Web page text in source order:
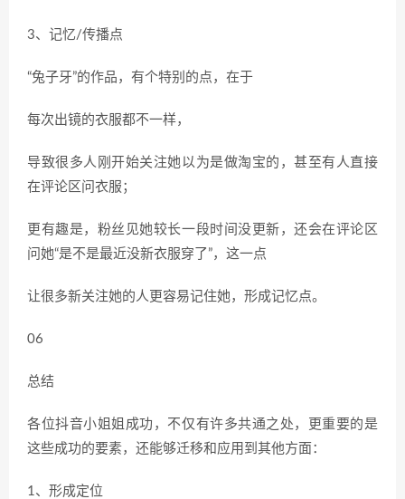
3、记忆/传播点
“兔子牙”的作品，有个特别的点，在于
每次出镜的衣服都不一样，
导致很多人刚开始关注她以为是做淘宝的，甚至有人直接
在评论区问衣服；
更有趣是，粉丝见她较长一段时间没更新，还会在评论区
问她“是不是最近没新衣服穿了”，这一点
让很多新关注她的人更容易记住她，形成记忆点。
06
总结
各位抖音小姐姐成功，不仅有许多共通之处，更重要的是
这些成功的要素，还能够迁移和应用到其他方面：
1、形成定位